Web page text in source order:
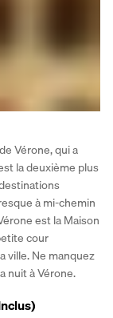
Vérone, qui a
la deuxième plus
à mi-chemin
est la Maison
cour
ville. Ne manquez
nuit à Vérone.